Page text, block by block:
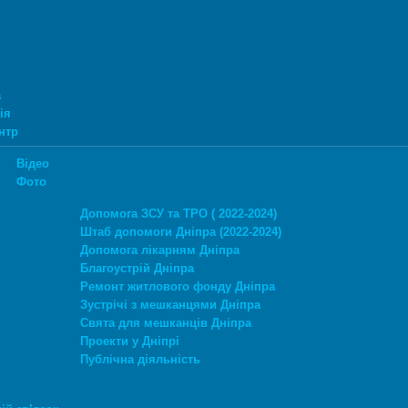
Відео
Фото
Допомога ЗСУ та ТРО ( 2022-2024)
Штаб допомоги Дніпра (2022-2024)
Допомога лікарням Дніпра
Благоустрій Дніпра
Ремонт житлового фонду Дніпра
Зустрічі з мешканцями Дніпра
Свята для мешканців Дніпра
Проекти у Дніпрі
Публічна діяльність